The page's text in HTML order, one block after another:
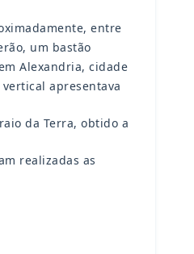
entre
um bastão
Alexandria, cidade
apresentava
da Terra, obtido a
realizadas as